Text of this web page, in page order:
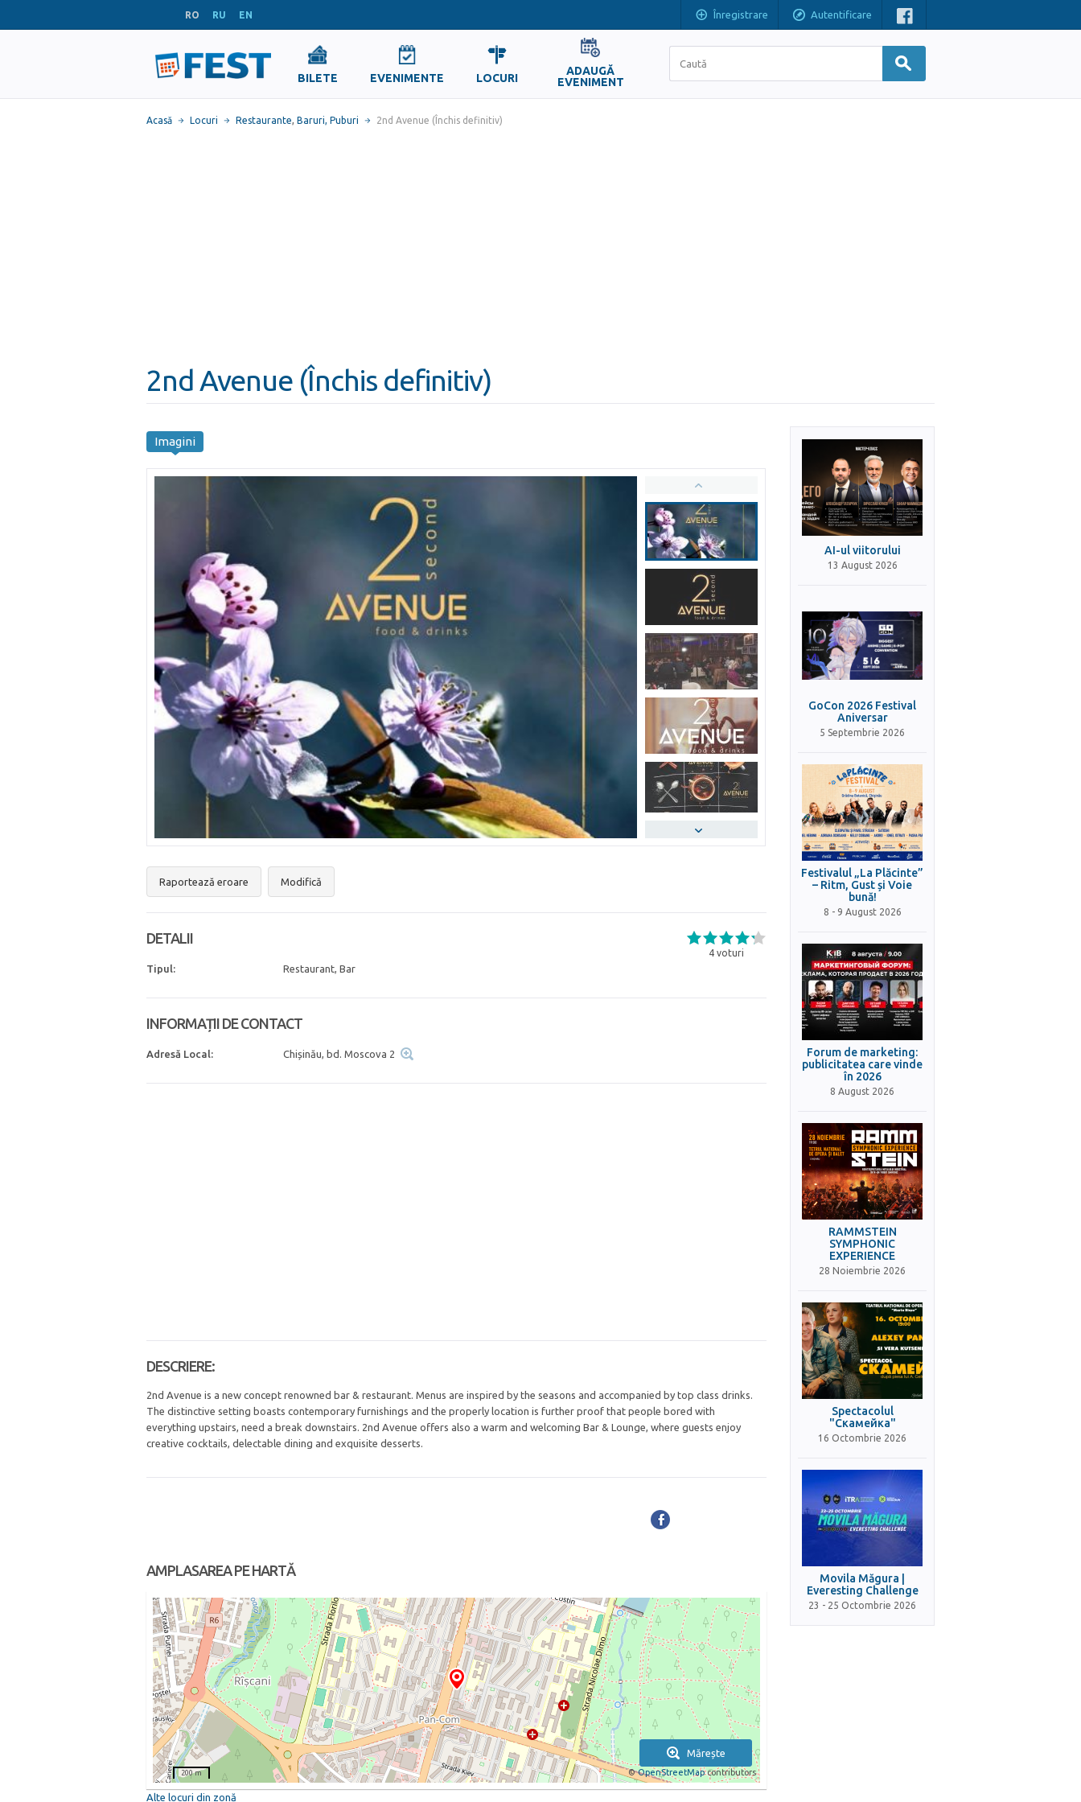
RO RU EN Înregistrare Autentificare
BILETE EVENIMENTE LOCURI
ADAUGĂ
EVENIMENT
Acasă Locuri Restaurante, Baruri, Puburi 2nd Avenue (Închis definitiv)
2nd Avenue (Închis definitiv)
Imagini
Raportează eroare Modifică
4 voturi
DETALII
Tipul: Restaurant, Bar
INFORMAȚII DE CONTACT
Adresă Local: Chișinău, bd. Moscova 2
DESCRIERE:
2nd Avenue is a new concept renowned bar & restaurant. Menus are inspired by the seasons and accompanied by top class drinks.
The distinctive setting boasts contemporary furnishings and the properly location is further proof that people bored with
everything upstairs, need a break downstairs. 2nd Avenue offers also a warm and welcoming Bar & Lounge, where guests enjoy
creative cocktails, delectable dining and exquisite desserts.
AMPLASAREA PE HARTĂ
Mărește
©OpenStreetMapcontributors
200 m
Alte locuri din zonă
AI-ul viitorului
13 August 2026
GoCon 2026 Festival
Aniversar
5 Septembrie 2026
Festivalul „La Plăcinte”
– Ritm, Gust și Voie
bună!
8 - 9 August 2026
Forum de marketing:
publicitatea care vinde
în 2026
8 August 2026
RAMMSTEIN
SYMPHONIC
EXPERIENCE
28 Noiembrie 2026
Spectacolul
"Скамейка"
16 Octombrie 2026
Movila Măgura |
Everesting Challenge
23 - 25 Octombrie 2026